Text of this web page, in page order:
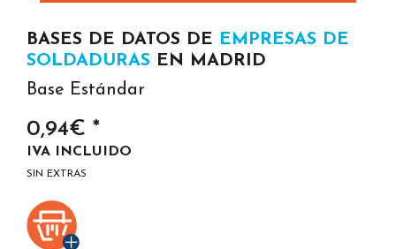
BASES DE DATOS DE EMPRESAS DE
SOLDADURAS EN MADRID
Base Estándar
0,94€ *
IVA INCLUIDO
SIN EXTRAS